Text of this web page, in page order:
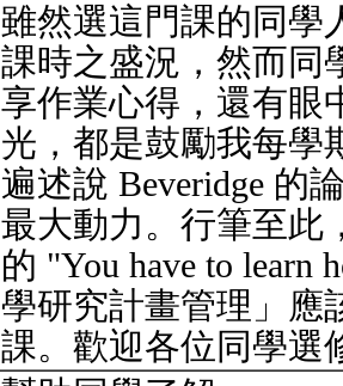
雖然選這門課的同學
課時之盛況，然而同
享作業心得，還有眼
光，都是鼓勵我每學
遍述說 Beveridge 的
最大動力。行筆至此
的 "You have to learn
學研究計畫管理」應
課。歡迎各位同學選